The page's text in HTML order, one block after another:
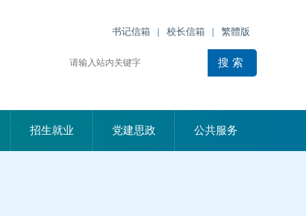
书记信箱 | 校长信箱 | 繁體版
招生就业 党建思政 公共服务